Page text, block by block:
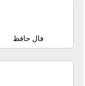
فال حافظ